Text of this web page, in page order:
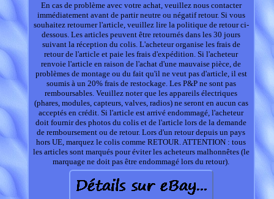
En cas de problème avec votre achat, veuillez nous contacter
immédiatement avant de partir neutre ou négatif retour. Si vous
souhaitez retourner l'article, veuillez lire la politique de retour ci-
dessous. Les articles peuvent être retournés dans les 30 jours
suivant la réception du colis. L'acheteur organise les frais de
retour de l'article et paie les frais d'expédition. Si l'acheteur
renvoie l'article en raison de l'achat d'une mauvaise pièce, de
problèmes de montage ou du fait qu'il ne veut pas d'article, il est
soumis à un 20% frais de restockage. Les P&P ne sont pas
remboursables. Veuillez noter que les appareils électriques
(phares, modules, capteurs, valves, radios) ne seront en aucun cas
acceptés en crédit. Si l'article est arrivé endommagé, l'acheteur
doit fournir des photos du colis et de l'article lors de la demande
de remboursement ou de retour. Lors d'un retour depuis un pays
hors UE, marquez le colis comme RETOUR. ATTENTION : tous
les articles sont marqués pour éviter les acheteurs malhonnêtes (le
marquage ne doit pas être endommagé lors du retour).